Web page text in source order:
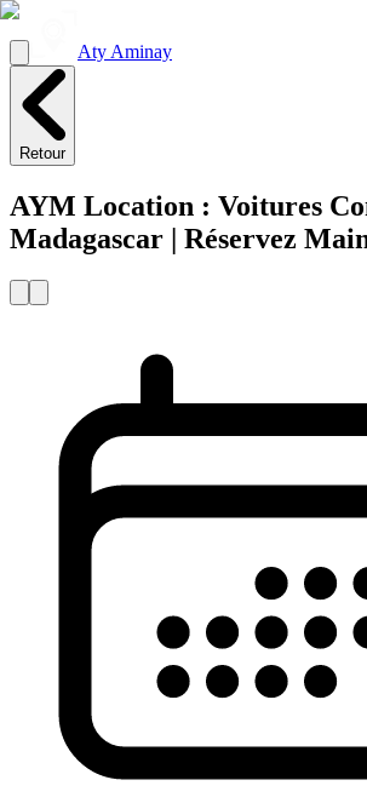
Aty Aminay
Retour
AYM Location : Voitures
Madagascar | Réservez